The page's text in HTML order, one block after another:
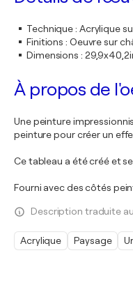
Technique: Acrylique
Finitions : Oeuvre sur
Dimensions :
À propos de
Une peinture
peinture pour créer un
Ce tableau a été créé et
Fourni avec des côtés
Description traduite
Acrylique Paysage